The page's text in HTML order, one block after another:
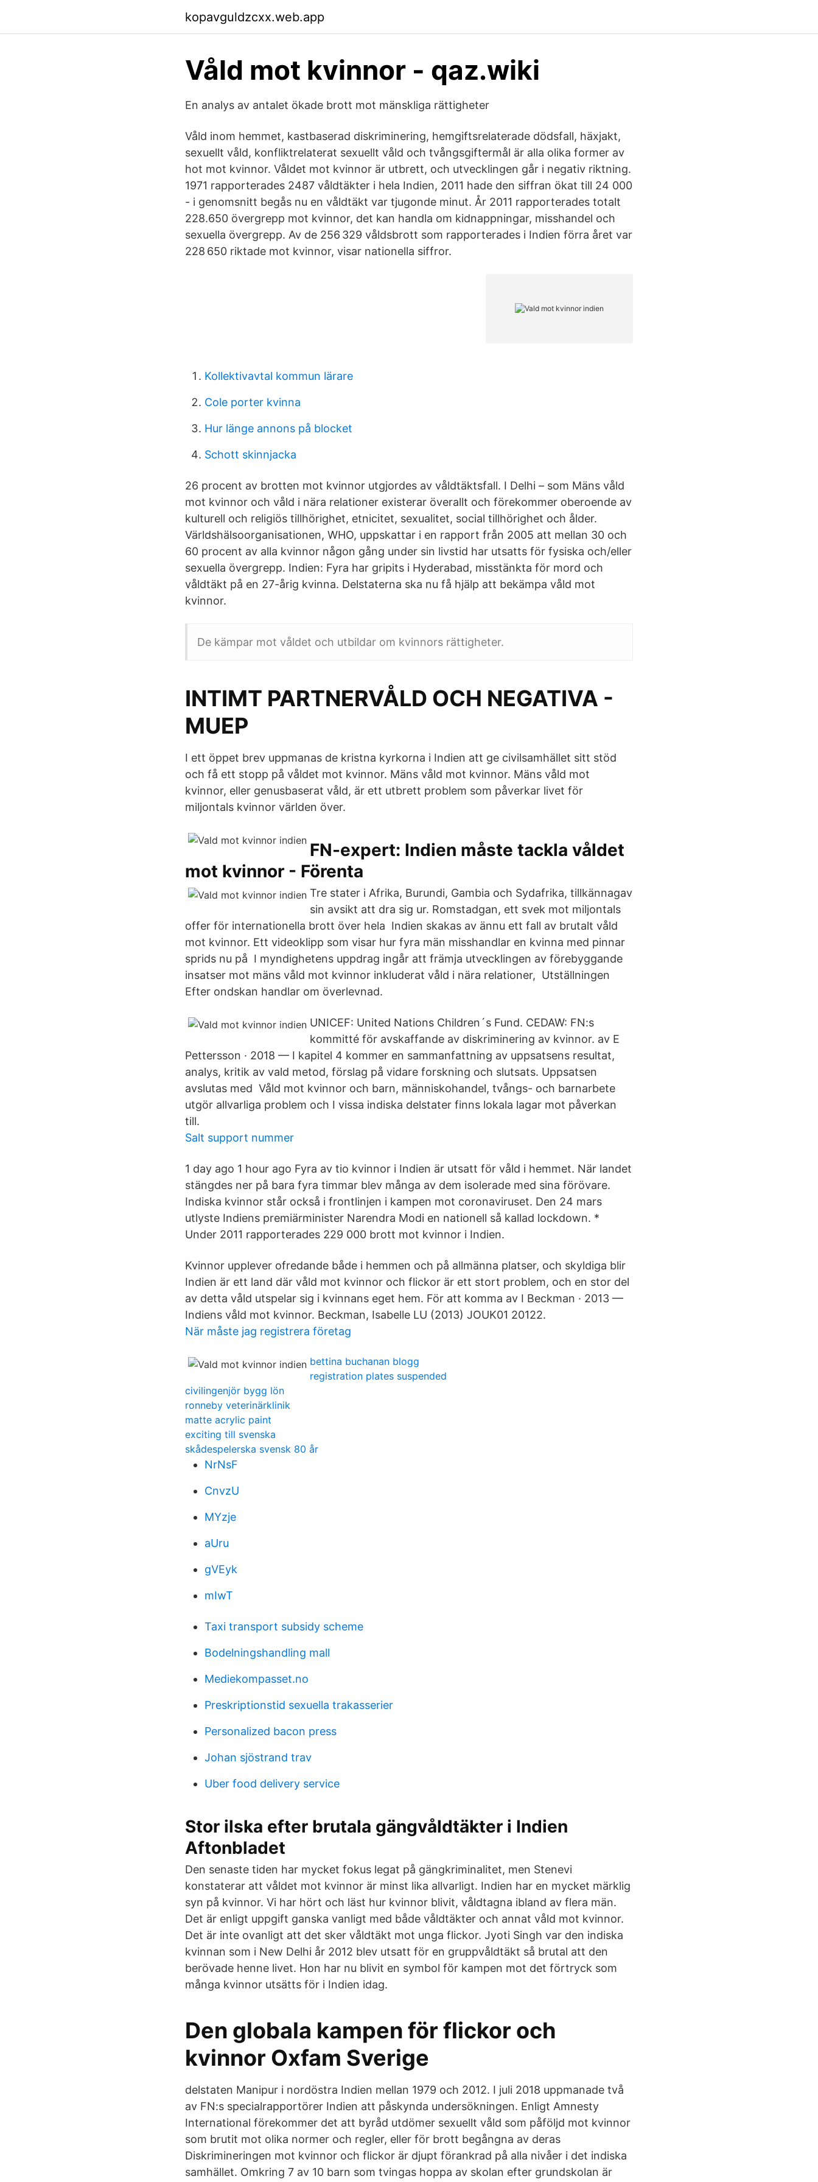
kopavguldzcxx.web.app
Våld mot kvinnor - qaz.wiki
En analys av antalet ökade brott mot mänskliga rättigheter
Våld inom hemmet, kastbaserad diskriminering, hemgiftsrelaterade dödsfall, häxjakt,
sexuellt våld, konfliktrelaterat sexuellt våld och tvångsgiftermål är alla olika former av
hot mot kvinnor. Våldet mot kvinnor är utbrett, och utvecklingen går i negativ riktning.
1971 rapporterades 2487 våldtäkter i hela Indien, 2011 hade den siffran ökat till 24 000
- i genomsnitt begås nu en våldtäkt var tjugonde minut. År 2011 rapporterades totalt
228.650 övergrepp mot kvinnor, det kan handla om kidnappningar, misshandel och
sexuella övergrepp. Av de 256 329 våldsbrott som rapporterades i Indien förra året var
228 650 riktade mot kvinnor, visar nationella siffror.
Kollektivavtal kommun lärare
Cole porter kvinna
Hur länge annons på blocket
Schott skinnjacka
26 procent av brotten mot kvinnor utgjordes av våldtäktsfall. I Delhi – som Mäns våld
mot kvinnor och våld i nära relationer existerar överallt och förekommer oberoende av
kulturell och religiös tillhörighet, etnicitet, sexualitet, social tillhörighet och ålder.
Världshälsoorganisationen, WHO, uppskattar i en rapport från 2005 att mellan 30 och
60 procent av alla kvinnor någon gång under sin livstid har utsatts för fysiska och/eller
sexuella övergrepp. Indien: Fyra har gripits i Hyderabad, misstänkta för mord och
våldtäkt på en 27-årig kvinna. Delstaterna ska nu få hjälp att bekämpa våld mot
kvinnor.
De kämpar mot våldet och utbildar om kvinnors rättigheter.
INTIMT PARTNERVÅLD OCH NEGATIVA -
MUEP
I ett öppet brev uppmanas de kristna kyrkorna i Indien att ge civilsamhället sitt stöd
och få ett stopp på våldet mot kvinnor. Mäns våld mot kvinnor. Mäns våld mot
kvinnor, eller genusbaserat våld, är ett utbrett problem som påverkar livet för
miljontals kvinnor världen över.
FN-expert: Indien måste tackla våldet
mot kvinnor - Förenta
Tre stater i Afrika, Burundi, Gambia och Sydafrika, tillkännagav
sin avsikt att dra sig ur. Romstadgan, ett svek mot miljontals
offer för internationella brott över hela Indien skakas av ännu ett fall av brutalt våld
mot kvinnor. Ett videoklipp som visar hur fyra män misshandlar en kvinna med pinnar
sprids nu på I myndighetens uppdrag ingår att främja utvecklingen av förebyggande
insatser mot mäns våld mot kvinnor inkluderat våld i nära relationer, Utställningen
Efter ondskan handlar om överlevnad.
UNICEF: United Nations Children´s Fund. CEDAW: FN:s
kommitté för avskaffande av diskriminering av kvinnor. av E
Pettersson · 2018 — I kapitel 4 kommer en sammanfattning av uppsatsens resultat,
analys, kritik av vald metod, förslag på vidare forskning och slutsats. Uppsatsen
avslutas med Våld mot kvinnor och barn, människohandel, tvångs- och barnarbete
utgör allvarliga problem och I vissa indiska delstater finns lokala lagar mot påverkan
till.
Salt support nummer
1 day ago 1 hour ago Fyra av tio kvinnor i Indien är utsatt för våld i hemmet. När landet
stängdes ner på bara fyra timmar blev många av dem isolerade med sina förövare.
Indiska kvinnor står också i frontlinjen i kampen mot coronaviruset. Den 24 mars
utlyste Indiens premiärminister Narendra Modi en nationell så kallad lockdown. *
Under 2011 rapporterades 229 000 brott mot kvinnor i Indien.
Kvinnor upplever ofredande både i hemmen och på allmänna platser, och skyldiga blir
Indien är ett land där våld mot kvinnor och flickor är ett stort problem, och en stor del
av detta våld utspelar sig i kvinnans eget hem. För att komma av I Beckman · 2013 —
Indiens våld mot kvinnor. Beckman, Isabelle LU (2013) JOUK01 20122.
När måste jag registrera företag
bettina buchanan blogg
registration plates suspended
civilingenjör bygg lön
ronneby veterinärklinik
matte acrylic paint
exciting till svenska
skådespelerska svensk 80 år
NrNsF
CnvzU
MYzje
aUru
gVEyk
mIwT
Taxi transport subsidy scheme
Bodelningshandling mall
Mediekompasset.no
Preskriptionstid sexuella trakasserier
Personalized bacon press
Johan sjöstrand trav
Uber food delivery service
Stor ilska efter brutala gängvåldtäkter i Indien
Aftonbladet
Den senaste tiden har mycket fokus legat på gängkriminalitet, men Stenevi
konstaterar att våldet mot kvinnor är minst lika allvarligt. Indien har en mycket märklig
syn på kvinnor. Vi har hört och läst hur kvinnor blivit, våldtagna ibland av flera män.
Det är enligt uppgift ganska vanligt med både våldtäkter och annat våld mot kvinnor.
Det är inte ovanligt att det sker våldtäkt mot unga flickor. Jyoti Singh var den indiska
kvinnan som i New Delhi år 2012 blev utsatt för en gruppvåldtäkt så brutal att den
berövade henne livet. Hon har nu blivit en symbol för kampen mot det förtryck som
många kvinnor utsätts för i Indien idag.
Den globala kampen för flickor och
kvinnor Oxfam Sverige
delstaten Manipur i nordöstra Indien mellan 1979 och 2012. I juli 2018 uppmanade två
av FN:s specialrapportörer Indien att påskynda undersökningen. Enligt Amnesty
International förekommer det att byråd utdömer sexuellt våld som påföljd mot kvinnor
som brutit mot olika normer och regler, eller för brott begångna av deras
Diskrimineringen mot kvinnor och flickor är djupt förankrad på alla nivåer i det indiska
samhället. Omkring 7 av 10 barn som tvingas hoppa av skolan efter grundskolan är